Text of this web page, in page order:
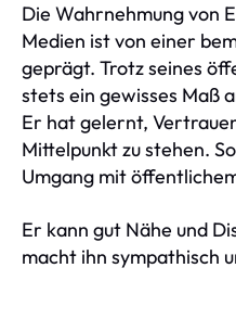
Die Wahrnehmung von
Medien ist von einer
geprägt. Trotz seines
stets ein gewisses Maß
Er hat gelernt,
Mittelpunkt zu stehen.
Umgang mit
Er kann gut Nähe und
macht ihn sympathisch